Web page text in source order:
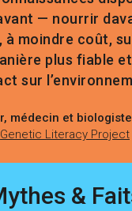
— nourrir
à moindre coût,
plus fiable
sur
médecin et
Genetic Literacy Project
&